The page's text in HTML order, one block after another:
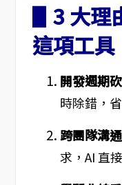
▋3 大理
這項工具
開發週期
時除錯，
跨團隊溝
求，AI 直